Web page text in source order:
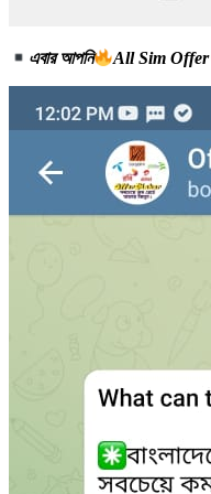
এবার আপনি All Sim Offer